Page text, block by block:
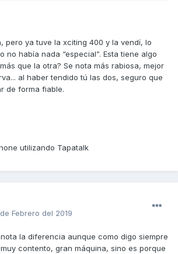
pero ya tuve la xciting 400 y la vendí, lo
no había nada “especial”. Esta tiene algo
que la otra? Se nota más rabiosa, mejor
al haber tendido tú las dos, seguro que
de forma fiable.
utilizando Tapatalk
Febrero del 2019
la diferencia aunque como digo siempre
contento, gran máquina, sino es porque